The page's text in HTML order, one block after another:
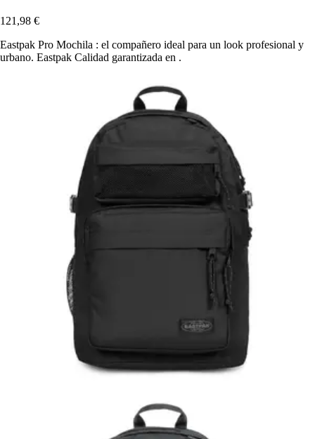
121,98 €
Eastpak Pro Mochila : el compañero ideal para un look profesional y
urbano. Eastpak Calidad garantizada en .